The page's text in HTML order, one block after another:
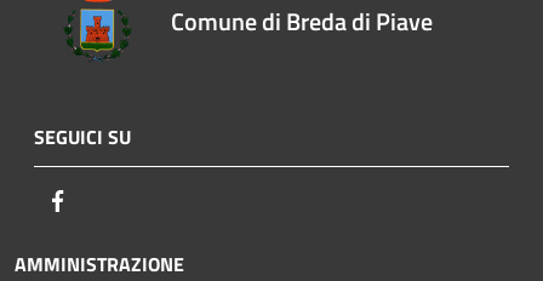
Comune di Breda di Piave
SEGUICI SU
AMMINISTRAZIONE